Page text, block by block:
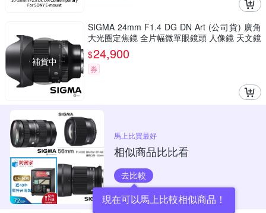
補貨中
SIGMA 24mm F1.4 DG DN Art (公司貨) 廣角
大光圈定焦鏡 全片幅微單眼鏡頭 人像鏡 天文鏡
$24,900
券
馬上比買最好
相似商品比比看
去比較
現在可以馬上比較相似商品！